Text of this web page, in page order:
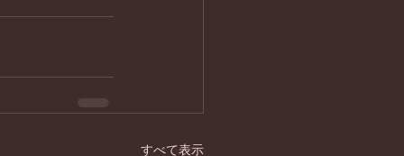
すべて表示